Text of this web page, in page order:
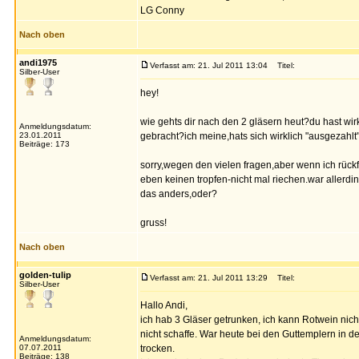
LG Conny
Nach oben
andi1975
Silber-User
Anmeldungsdatum:
23.01.2011
Beiträge: 173
Verfasst am: 21. Jul 2011 13:04 Titel:
hey!
wie gehts dir nach den 2 gläsern heut?du hast
gebracht?ich meine,hats sich wirklich
sorry,wegen den vielen fragen,aber wenn ich
eben keinen tropfen-nicht mal riechen.war
das anders,oder?
gruss!
Nach oben
golden-tulip
Silber-User
Anmeldungsdatum:
07.07.2011
Beiträge: 138
Verfasst am: 21. Jul 2011 13:29 Titel:
Hallo Andi,
ich hab 3 Gläser getrunken, ich kann Rotwein
nicht schaffe. War heute bei den Guttemplern in
trocken.